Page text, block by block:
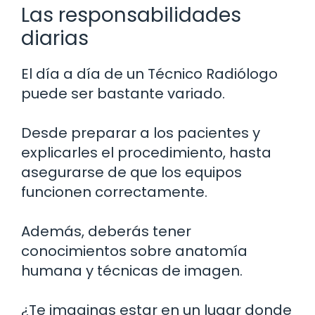
Las responsabilidades
diarias
El día a día de un Técnico Radiólogo
puede ser bastante variado.
Desde preparar a los pacientes y
explicarles el procedimiento, hasta
asegurarse de que los equipos
funcionen correctamente.
Además, deberás tener
conocimientos sobre anatomía
humana y técnicas de imagen.
¿Te imaginas estar en un lugar donde